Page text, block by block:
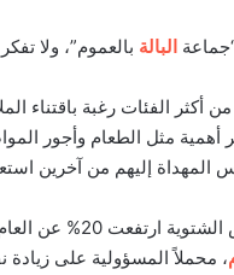
البالة بالعموم”، ولا
أكثر الفئات رغبة باقتناء
أهمية مثل الطعام وأجور
المهداة إليهم من آخرين
يذكر أن أسعار
، محملاً المسؤولية على